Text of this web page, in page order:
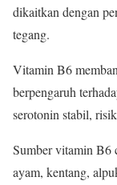
dikaitkan dengan
tegang.
Vitamin B6
berpengaruh
serotonin stabil,
Sumber vitamin B6
ayam, kentang,